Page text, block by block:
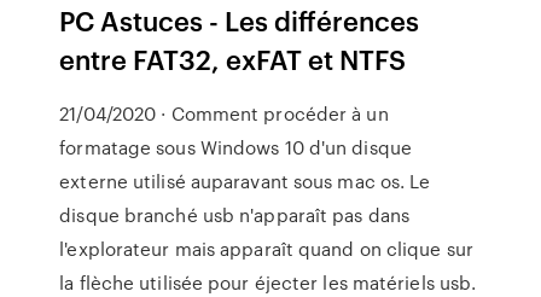
PC Astuces - Les différences
entre FAT32, exFAT et NTFS
21/04/2020 · Comment procéder à un
formatage sous Windows 10 d'un disque
externe utilisé auparavant sous mac os. Le
disque branché usb n'apparaît pas dans
l'explorateur mais apparaît quand on clique sur
la flèche utilisée pour éjecter les matériels usb.